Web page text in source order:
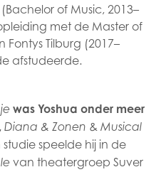
of Music, 2013–
met de Master of
Tilburg (2017–
afstudeerde.
was Yoshua onder meer
, Diana & Zonen & Musical
studie speelde hij in de
van theatergroep Suver